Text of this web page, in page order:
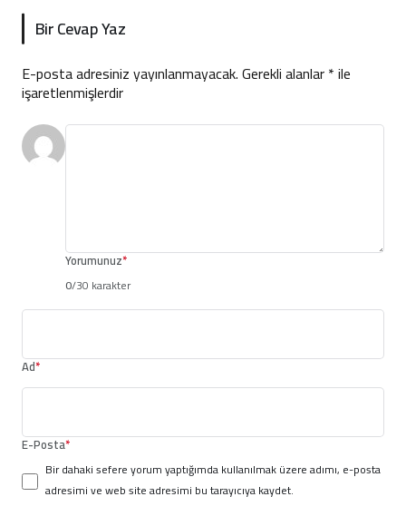
Bir Cevap Yaz
E-posta adresiniz yayınlanmayacak.Gerekli alanlar*ile
işaretlenmişlerdir
Yorumunuz*
0/30 karakter
Ad*
E-Posta*
Bir dahaki sefere yorum yaptığımda kullanılmak üzere adımı, e-posta
adresimi ve web site adresimi bu tarayıcıya kaydet.